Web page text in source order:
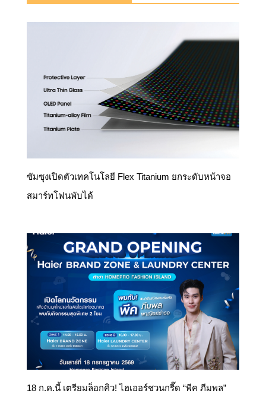
ซัมซุงเปิดตัวเทคโนโลยี Flex Titanium ยกระดับหน้าจอ
สมาร์ทโฟนพับได้
18 ก.ค.นี้ เตรียมล็อกคิว! ไฮเออร์ชวนกรี๊ด “พีค ภีมพล”